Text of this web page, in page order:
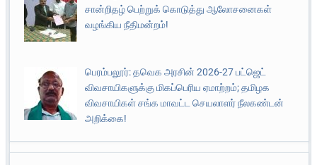
சான்றிதழ் பெற்றுக் கொடுத்து ஆலோசனைகள்
வழங்கிய நீதிமன்றம்!
பெரம்பலூர்: தவெக அரசின் 2026-27 பட்ஜெட்
விவசாயிகளுக்கு மிகப்பெரிய ஏமாற்றம்; தமிழக
விவசாயிகள் சங்க மாவட்ட செயலாளர் நீலகண்டன்
அறிக்கை!